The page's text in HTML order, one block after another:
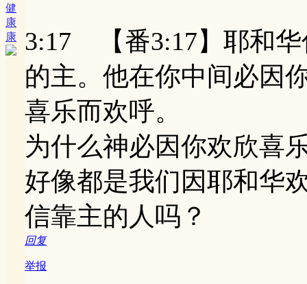
健
康
康
3:17 【番3:17】耶和
的主。他在你中间必因
喜乐而欢呼。
为什么神必因你欢欣喜
好像都是我们因耶和华
信靠主的人吗？
回复
举报